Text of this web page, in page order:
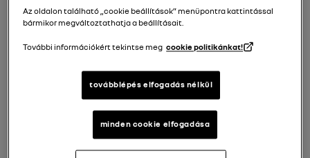
Az oldalon található „cookie beállítások” menüpontra kattintással
bármikor megváltoztathatja a beállításait.
További információkért tekintse meg cookie politikánkat!
továbblépés elfogadás nélkül
minden cookie elfogadása